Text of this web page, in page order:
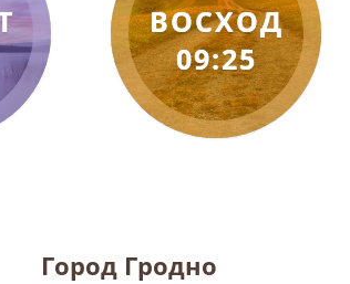
ВОСХОД
09:25
Город Гродно